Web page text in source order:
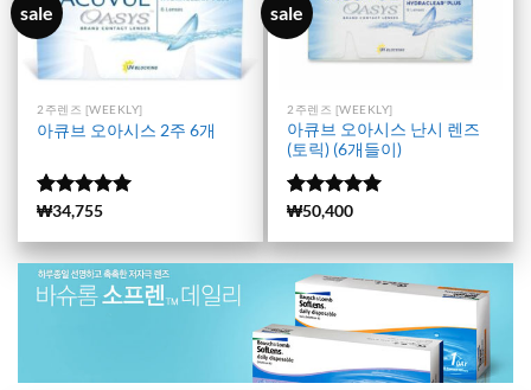
sale
2주렌즈 [WEEKLY]
아큐브 오아시스 2주 6개
5 중에서
가됨
(6146)
₩34,755
sale
2주렌즈 [WEEKLY]
아큐브 오아시스 난시 렌즈
(토릭) (6개들이)
5 중에서
가됨
(3659)
₩50,400